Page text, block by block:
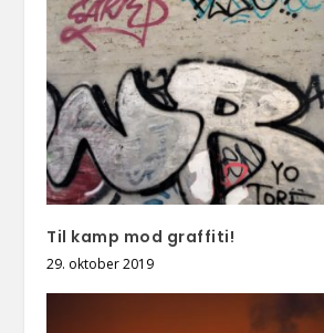
Til kamp mod graffiti!
29. oktober 2019